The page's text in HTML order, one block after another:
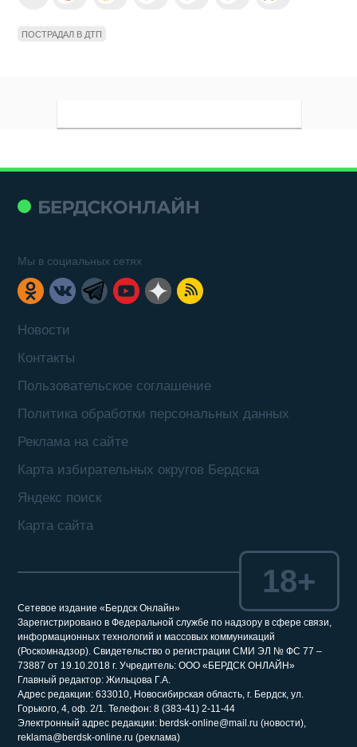
ПОСТРАДАЛ В ДТП
Новости
Контакты
Пользовательское соглашение
Политика обработки персональных данных
Реклама на сайте
Карта избирательных округов Бердска
Яндекс поиск
Карта сайта
Мы в социальных сетях
Сетевое издание «Бердск Онлайн»
Зарегистрировано в Федеральной службе по надзору в сфере связи,
информационных технологий и массовых коммуникаций
(Роскомнадзор). Свидетельство о регистрации СМИ ЭЛ № ФС 77 –
73887 от 19.10.2018 г. Учредитель: ООО «БЕРДСК ОНЛАЙН»
Главный редактор: Жильцова Г.А.
Адрес редакции: 633010, Новосибирская область, г. Бердск, ул.
Горького, 4, оф. 2/1. Телефон: 8 (383-41) 2-11-44
Электронный адрес редакции: berdsk-online@mail.ru (новости),
reklama@berdsk-online.ru (реклама)
18+